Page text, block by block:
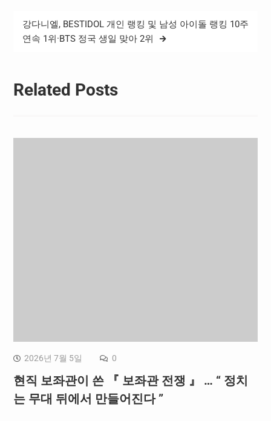
강다니엘, BESTIDOL 개인 랭킹 및 남성 아이돌 랭킹 10주
연속 1위·BTS 정국 생일 맞아 2위
Related Posts
2026년 7월 5일 0
현직 보좌관이 쓴 『 보좌관 전쟁 』 … “ 정치
는 무대 뒤에서 만들어진다 ”